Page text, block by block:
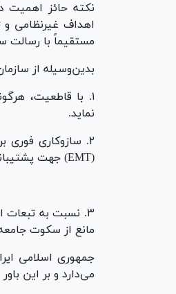
نکته حائز اهمیت
اهداف غیرنظامی
مستقیماً با رسالت
بدین‌وسیله از
۱. با قاطعیت،
نماید.
۲. سازوکاری
(EMT) جهت پشتیبانی از سیستم سلامت ایران فراهم آورد.
۳. نسبت به تبعات
مانع از سکوت
جمهوری اسلامی
می‌دارد و بر این